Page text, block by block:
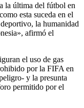
la última del fútbol en
esta suceda en el
la humanidad
afirmó el
el uso de gas
por la FIFA en
y la presunta
permitido por el